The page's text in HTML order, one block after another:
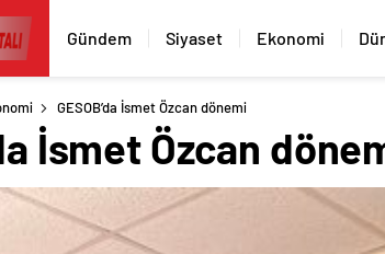
Gündem Siyaset Ekonomi
GESOB’da İsmet Özcan dönemi
İsmet Özcan